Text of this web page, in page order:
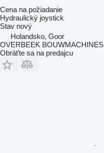
Cena na požiadanie
Hydraulický joystick
Stav nový
Holandsko, Goor
OVERBEEK BOUWMACHINES
Obráťte sa na predajcu